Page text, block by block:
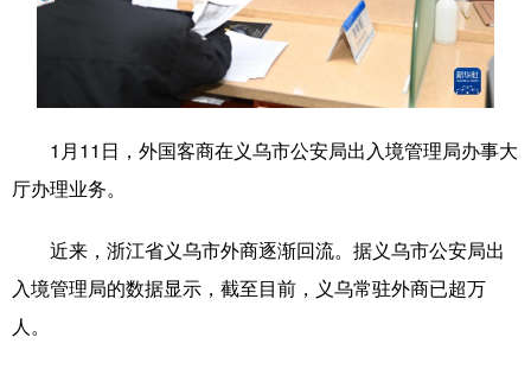
人居 信息化 数字经济
乡村振兴 溯源中国
彩票
文化产业
1月11日，外国客商在义乌市公安局出入境管理局办事大
厅办理业务。
近来，浙江省义乌市外商逐渐回流。据义乌市公安局出
入境管理局的数据显示，截至目前，义乌常驻外商已超万
人。